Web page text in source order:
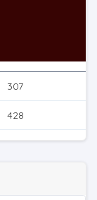
307
428